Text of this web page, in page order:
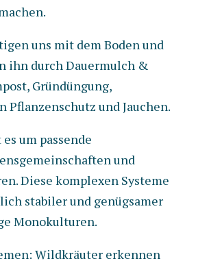
uns mit dem Boden und
ihn durch Dauermulch &
Gründüngung,
Pflanzenschutz und Jauchen.
um passende
und
Diese komplexen Systeme
stabiler und genügsamer
Monokulturen.
Wildkräuter erkennen